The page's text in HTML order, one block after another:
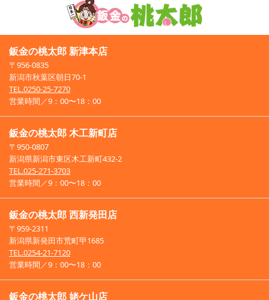
鈑金の桃太郎 新津本店
〒956-0835
新潟市秋葉区朝日70-1
TEL.0250-25-7270
営業時間／9：00〜18：00
鈑金の桃太郎 木工新町店
〒950-0807
新潟県新潟市東区木工新町432-2
TEL.025-271-3703
営業時間／9：00〜18：00
鈑金の桃太郎 西新発田店
〒959-2311
新潟県新発田市荒町甲1685
TEL.0254-21-7120
営業時間／9：00〜18：00
鈑金の桃太郎 姥ケ山店